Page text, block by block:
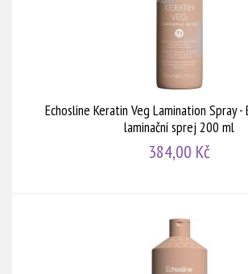
Echosline Keratin Veg Lamination Spray
laminační sprej 200 ml
384,00 Kč